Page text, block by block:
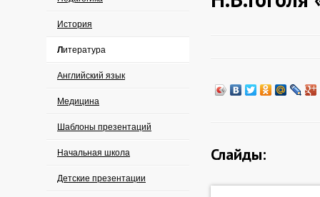
История
Литература
Английский язык
Медицина
Шаблоны презентаций
Начальная школа
Детские презентации
Слайды: